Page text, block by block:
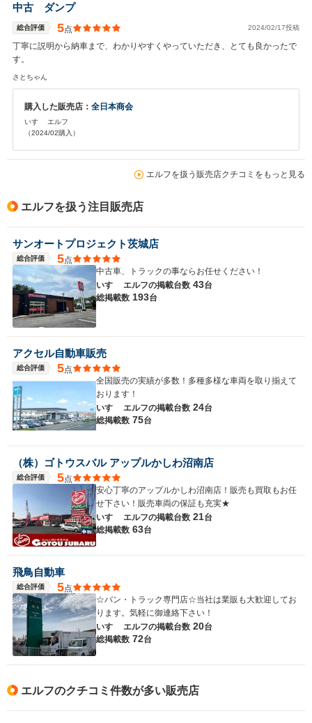
中古 ダンプ
総合評価 5点 2024/02/17投稿
丁寧に説明から納車まで、わかりやすくやっていただき、とても良かったで
す。
さとちゃん
購入した販売店： 全日本商会
いすゞ エルフ
（2024/02購入）
エルフを扱う販売店クチコミをもっと見る
エルフを扱う注目販売店
サンオートプロジェクト茨城店
総合評価 5点
中古車、トラックの事ならお任せください！
いすゞ エルフの掲載台数 43台
総掲載数 193台
アクセル自動車販売
総合評価 5点
全国販売の実績が多数！多種多様な車両を取り揃えて
おります！
いすゞ エルフの掲載台数 24台
総掲載数 75台
（株）ゴトウスバル アップルかしわ沼南店
総合評価 5点
安心丁寧のアップルかしわ沼南店！販売も買取もお任
せ下さい！販売車両の保証も充実★
いすゞ エルフの掲載台数 21台
総掲載数 63台
飛鳥自動車
総合評価 5点
☆バン・トラック専門店☆当社は業販も大歓迎してお
ります。気軽に御連絡下さい！
いすゞ エルフの掲載台数 20台
総掲載数 72台
エルフのクチコミ件数が多い販売店